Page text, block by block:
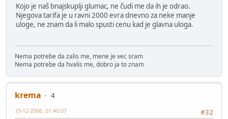
Kojo je naš bnajskuplji glumac, ne čudi me da ih je odrao.
Njegova tarifa je u ravni 2000 evra dnevno za neke manje
uloge, ne znam da li malo spusti cenu kad je glavna uloga.
Nema potrebe da zalis me, mene je vec sram
Nema potrebe da hvalis me, dobro ja to znam
krema
4
#32
19-12-2006, 01:40:07